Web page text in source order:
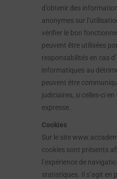
d’obtenir des
anonymes sur
vérifier le bon
peuvent être utilisées
responsabilités en cas
informatiques au
peuvent être
judiciaires, si celles-ci
expresse.
Cookies
Sur le site
cookies sont présents
l’expérience de
statistiques. Il s’agit en